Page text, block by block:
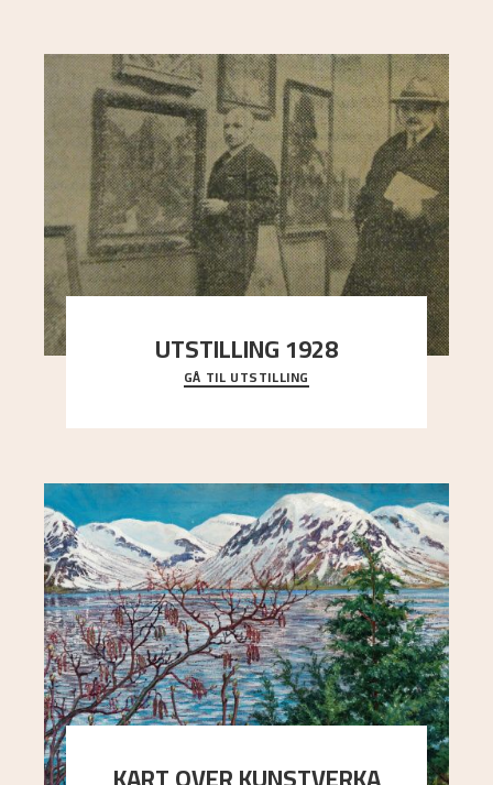
UTSTILLING 1928
Då Astrup døydde i 1928, tok vennene Moritz
Kaland og Simon Thorbjørnsen initiativ til å
GÅ TIL UTSTILLING